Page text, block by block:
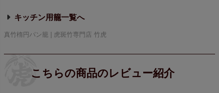
キッチン用籠
真竹楕円パン籠 | 虎斑竹専門店 竹虎